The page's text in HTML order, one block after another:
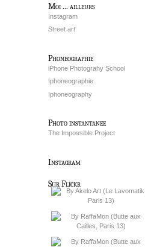
Moi ... ailleurs
Instagram
Street art
Phoneographie
iPhone Photograhy School
Iphoneographie
Iphoneography
Photo instantanee
The Impossible Project
Instagram
Sur Flickr